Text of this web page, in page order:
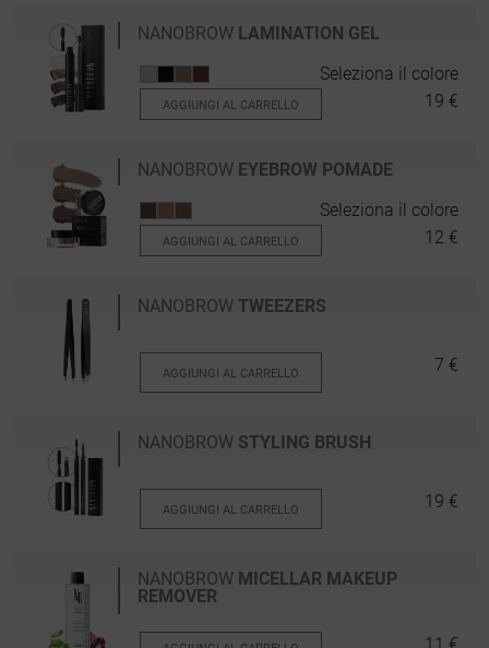
NANOBROW LAMINATION GEL
Seleziona il colore
AGGIUNGI AL CARRELLO 19 €
NANOBROW EYEBROW POMADE
Seleziona il colore
AGGIUNGI AL CARRELLO 12 €
NANOBROW TWEEZERS
AGGIUNGI AL CARRELLO 7 €
NANOBROW STYLING BRUSH
AGGIUNGI AL CARRELLO 19 €
NANOBROW MICELLAR MAKEUP
REMOVER
11 €